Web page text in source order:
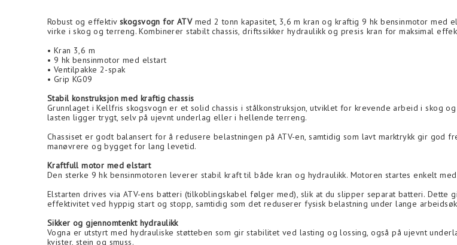
Robust og effektiv skogsvogn for ATVmed 2 tonn kapasitet, 3,6 m kran og kraftig 9 hk bensinmotor med
virke i skog og terreng. Kombinerer stabilt chassis, driftssikker hydraulikk og presis kran for maksimal
• Kran 3,6 m
• 9 hk bensinmotor med elstart
• Ventilpakke 2-spak
• Grip KG09
Stabil konstruksjon med kraftig chassis
Grunnlaget i Kellfris skogsvogn er et solid chassis i stålkonstruksjon, utviklet for krevende arbeid i skog
lasten ligger trygt, selv på ujevnt underlag eller i hellende terreng.
Chassiset er godt balansert for å redusere belastningen på ATV-en, samtidig som lavt marktrykk gir god
manøvrere og bygget for lang levetid.
Kraftfull motor med elstart
Den sterke 9 hk bensinmotoren leverer stabil kraft til både kran og hydraulikk. Motoren startes enkelt
Elstarten drives via ATV-ens batteri (tilkoblingskabel følger med), slik at du slipper separat batteri.
effektivitet ved hyppig start og stopp, samtidig som det reduserer fysisk belastning under lange
Sikker og gjennomtenkt hydraulikk
Vogna er utstyrt med hydrauliske støtteben som gir stabilitet ved lasting og lossing, også på ujevnt
kvister, stein og smuss.